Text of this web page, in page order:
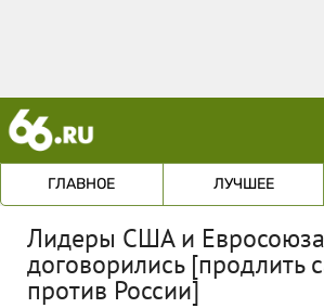
ГЛАВНОЕ ЛУЧШЕЕ
Лидеры США и Евросоюза
договорились [продлить
против России]